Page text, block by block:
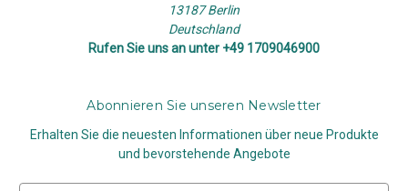
13187 Berlin
Deutschland
Rufen Sie uns an unter +49 1709046900
Abonnieren Sie unseren Newsletter
Erhalten Sie die neuesten Informationen über neue Produkte
und bevorstehende Angebote